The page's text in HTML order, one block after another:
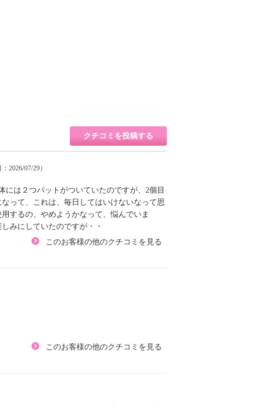
クチコミを投稿する
2026/07/29）
は２つパットがついていたのですが、2個目
って、これは、毎日してはいけないなって思
するの、やめようかなって、悩んでいま
みにしていたのですが・・
このお客様の他のクチコミを見る
このお客様の他のクチコミを見る